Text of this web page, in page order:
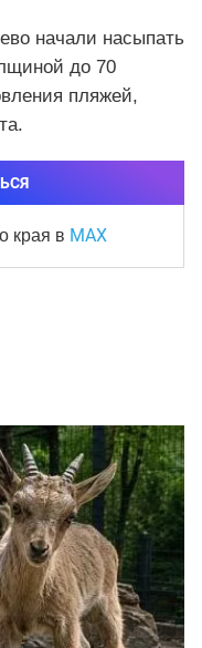
начали насыпать
до 70
пляжей,
края в MAX